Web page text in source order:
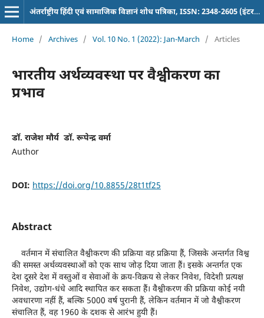
अंतर्राष्ट्रीय हिंदी एवं सामाजिक विज्ञानं शोध पत्रिका, ISSN: 2348-2605 (इंटरनेशनल पत्रिका)
Home / Archives / Vol. 10 No. 1 (2022): Jan-March / Articles
भारतीय अर्थव्यवस्था पर वैश्वीकरण का
प्रभाव
डाॅ. राजेश मौर्य डाॅ. रूपेन्द्र वर्मा
Author
DOI: https://doi.org/10.8855/28t1tf25
Abstract
वर्तमान में संचालित वैश्वीकरण की प्रक्रिया वह प्रक्रिया हैं, जिसके अन्तर्गत विश्व
की समस्त अर्थव्यवस्थाओं को एक साथ जोड़ दिया जाता हैं। इसके अन्तर्गत एक
देश दूसरे देश में वस्तुओं व सेवाओं के क्रय-विक्रय से लेकर निवेश, विदेशी प्रत्यक्ष
निवेश, उद्योग-धंधे आदि स्थापित कर सकता हैं। वैश्वीकरण की प्रक्रिया कोई नयी
अवधारणा नहीं हैं, बल्कि 5000 वर्ष पुरानी हैं, लेकिन वर्तमान में जो वैश्वीकरण
संचालित हैं, वह 1960 के दशक से आरंभ हुयी हैं।